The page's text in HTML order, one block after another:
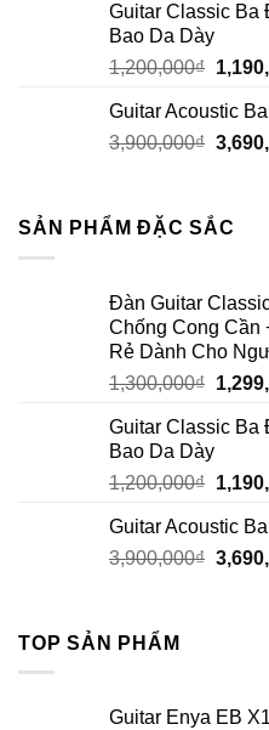
Guitar Classic Ba
Bao Da Dày
1,200,000₫
Guitar Acoustic
3,900,000₫
SẢN PHẨM ĐẶC SẮC
Đàn Guitar
Chống Cong Cần
Rẻ Dành Cho
1,300,000₫
Guitar Classic Ba
Bao Da Dày
1,200,000₫
Guitar Acoustic
3,900,000₫
TOP SẢN PHẨM
Guitar Enya EB